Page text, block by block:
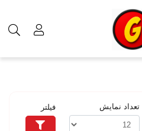
تعداد نمایش فیلتر